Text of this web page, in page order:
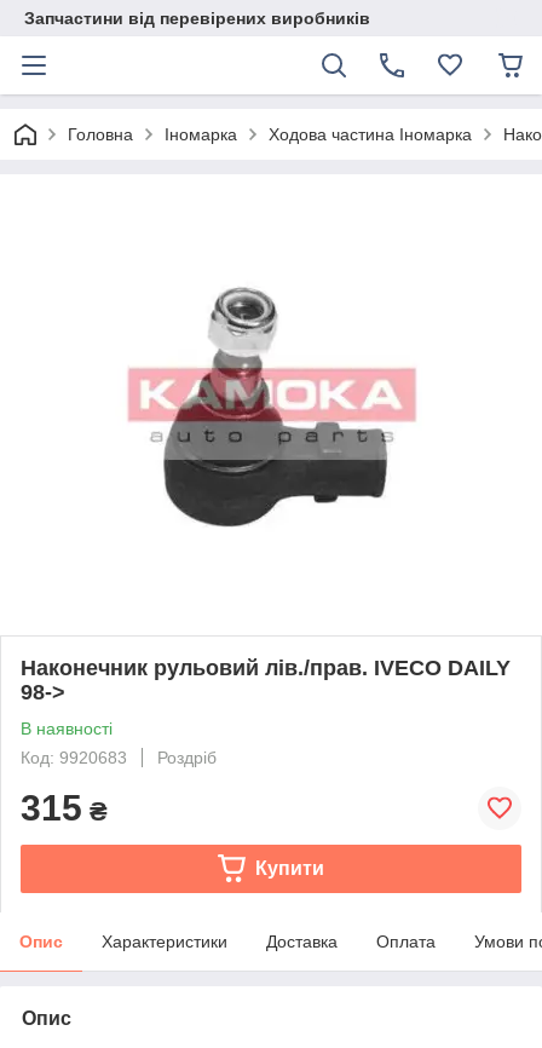
Запчастини від перевірених виробників
Головна Іномарка Ходова частина Іномарка
Наконечник рульовий лів./прав. IVECO DAILY
98->
В наявності
Код: 9920683
Роздріб
315 ₴
Купити
Опис Характеристики Доставка Оплата Умови
Опис